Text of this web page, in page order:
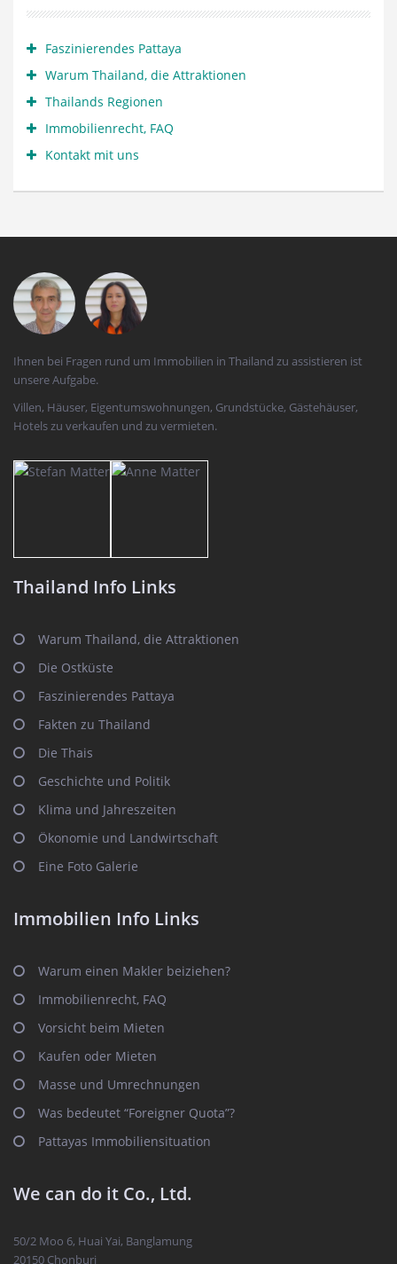
Faszinierendes Pattaya
Warum Thailand, die Attraktionen
Thailands Regionen
Immobilienrecht, FAQ
Kontakt mit uns
Ihnen bei Fragen rund um Immobilien in Thailand zu assistieren ist
unsere Aufgabe.
Villen, Häuser, Eigentumswohnungen, Grundstücke, Gästehäuser,
Hotels zu verkaufen und zu vermieten.
Thailand Info Links
Warum Thailand, die Attraktionen
Die Ostküste
Faszinierendes Pattaya
Fakten zu Thailand
Die Thais
Geschichte und Politik
Klima und Jahreszeiten
Ökonomie und Landwirtschaft
Eine Foto Galerie
Immobilien Info Links
Warum einen Makler beiziehen?
Immobilienrecht, FAQ
Vorsicht beim Mieten
Kaufen oder Mieten
Masse und Umrechnungen
Was bedeutet “Foreigner Quota”?
Pattayas Immobiliensituation
We can do it Co., Ltd.
50/2 Moo 6, Huai Yai, Banglamung
20150 Chonburi